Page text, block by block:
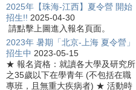
2025年【珠海-江西】夏令營 開始
招生!! 2025-04-30
請點擊上圖進入報名頁面。
2023年 暑期「北京-上海 夏令營」
招生中 2023-05-15
★ 報名資格：就讀各大學及研究所
之35歲以下在學青年 (不包括在職
專班，且無重大疾病者) ★ 活動時